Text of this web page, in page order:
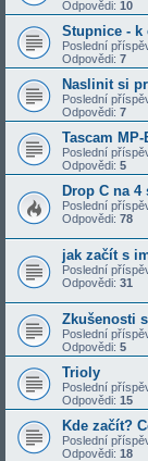
Odpovědi: 10
Stupnice - k
Poslední
Odpovědi: 7
Naslinit si
Poslední
Odpovědi: 7
Tascam
Poslední
Odpovědi: 5
Drop C na 4
Poslední
Odpovědi: 78
jak začít s
Poslední
Odpovědi: 31
Zkušenosti
Poslední
Odpovědi: 5
Trioly
Poslední
Odpovědi: 15
Kde začít?
Poslední
Odpovědi: 18